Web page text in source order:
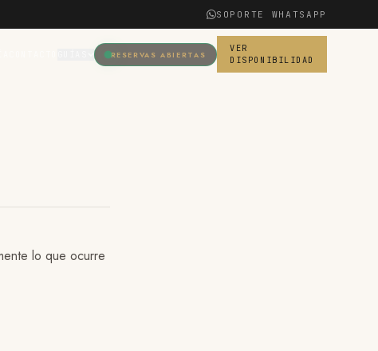
SOPORTE WHATSAPP
RESERVAS ABIERTAS
VER
DISPONIBILIDAD
lo que ocurre